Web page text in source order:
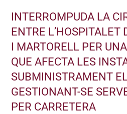
INTERROMPUDA LA
ENTRE L’HOSPITALET
I MARTORELL PER
QUE AFECTA LES
SUBMINISTRAMENT
GESTIONANT-SE
PER CARRETERA